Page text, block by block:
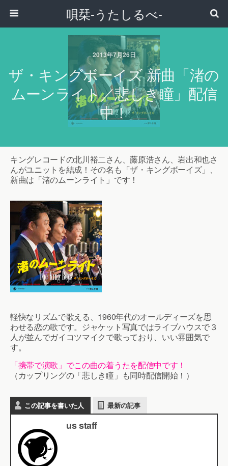
唄栞-うたしるべ-
2013年7月26日
ザ・キングボーイズ 新曲「渚の
ムーンライト／悲しき瞳」配信
中！
キングレコードの北川裕二さん、藤原浩さん、岩出和也さ
んがユニットを結成！その名も「ザ・キングボーイズ」、
新曲は「渚のムーンライト」です！
軽快なリズムで歌える、1960年代のオールディーズを思
わせる恋の歌です。ジャケット写真ではライブハウスで３
人が並んでガイコツマイクで歌っており、いい雰囲気で
す。
「携帯で演歌」でこの曲の着うたを配信中です！
（カップリングの「悲しき瞳」も同時配信開始！）
この記事を書いた人 最新の記事
us staff